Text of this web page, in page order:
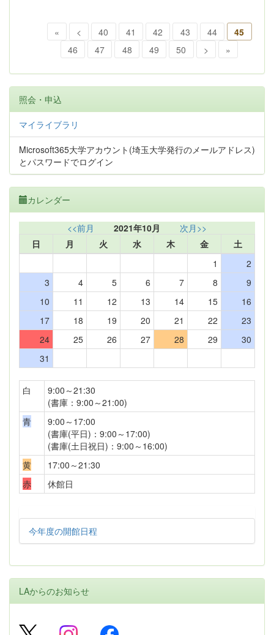
« < 40 41 42 43 44
45
46
47 48 49 50 > »
照会・申込
マイライブラリ
Microsoft365大学アカウント(埼玉大学発行のメールアドレス)
とパスワードでログイン
カレンダー
<<前月 2021年10月
次月>>
日
月 火 水 木 金
土
1
2
3
4 5 6 7 8
9
10
11 12 13 14 15
16
17
18 19 20 21 22
23
24
25 26 27 28 29
30
31
白
9:00～21:30
(書庫：9:00～21:00)
青
9:00～17:00
(書庫(平日)：9:00～17:00)
(書庫(土日祝日)：9:00～16:00)
黄
17:00～21:30
赤
休館日
今年度の開館日程
LAからのお知らせ